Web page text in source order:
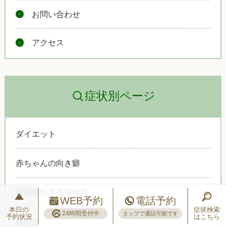
お問い合わせ
アクセス
症状別ページ
ダイエット
赤ちゃんの向き癖
筋筋膜性疼痛症候群
狭心症
本日の
予約状況
WEB予約
24時間受付中
電話予約
タップで通話可能です
症状検索
はこちら